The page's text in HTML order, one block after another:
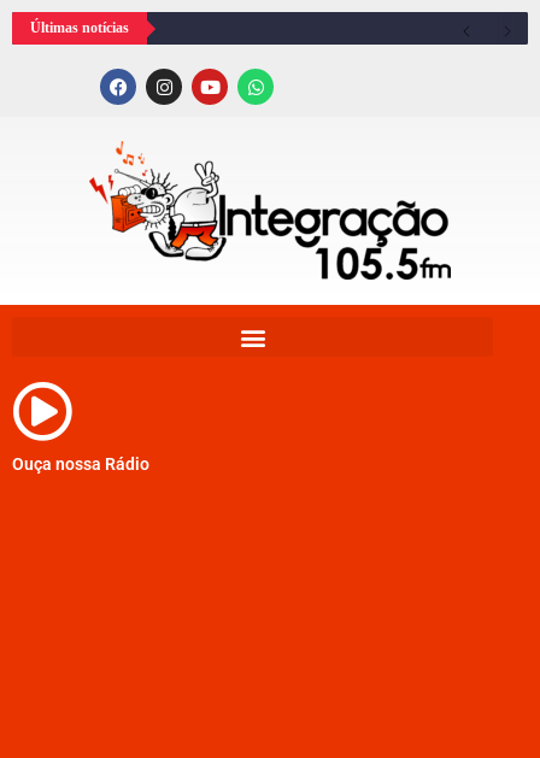
Últimas notícias
Ouça nossa Rádio